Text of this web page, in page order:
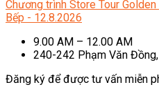
Chương trình Store Tour
Bếp - 12.8.2026
9.00 AM – 12.00 AM
240-242 Phạm Văn
Đăng ký để được tư vấn miễn